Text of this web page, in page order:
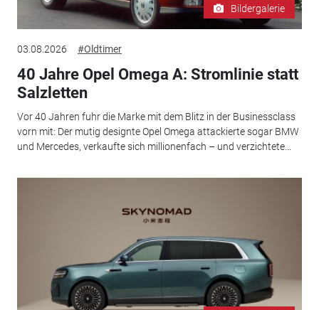
Bildergalerie
03.08.2026 #Oldtimer
40 Jahre Opel Omega A: Stromlinie statt
Salzletten
Vor 40 Jahren fuhr die Marke mit dem Blitz in der Businessclass
vorn mit: Der mutig designte Opel Omega attackierte sogar BMW
und Mercedes, verkaufte sich millionenfach – und verzichtete...